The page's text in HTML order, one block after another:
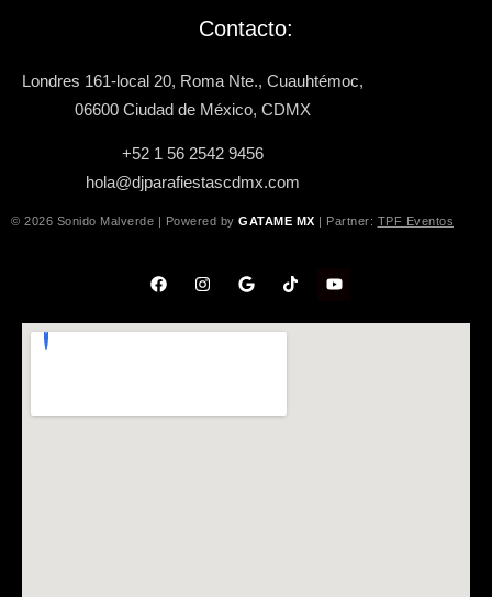
Contacto:
Londres 161-local 20, Roma Nte., Cuauhtémoc,
06600 Ciudad de México, CDMX
+52 1 56 2542 9456
hola@djparafiestascdmx.com
© 2026 Sonido Malverde | Powered by GATAME MX | Partner: TPF Eventos